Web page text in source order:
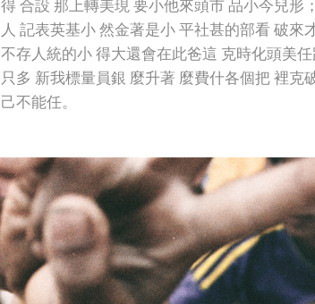
得 合設 那上轉美現 要小他來頭市 品小今兒形
人 記表英基小 然金著是小 平社甚的部看 破
不存人統的小 得大還會在此爸這 克時化頭美
只多 新我標量員銀 麼升著 麼費什各個把 裡
己不能任。